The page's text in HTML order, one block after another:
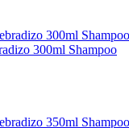
300ml Shampoo